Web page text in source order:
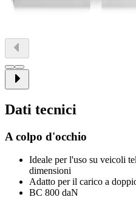
Dati tecnici
A colpo d'occhio
Ideale per l'uso su veicoli
dimensioni
Adatto per il carico a
BC 800 daN